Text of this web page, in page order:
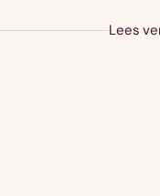
Lees